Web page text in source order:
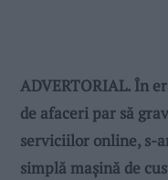
ADVERTORIAL. În
de afaceri par să
serviciilor online, s-
simplă mașină de